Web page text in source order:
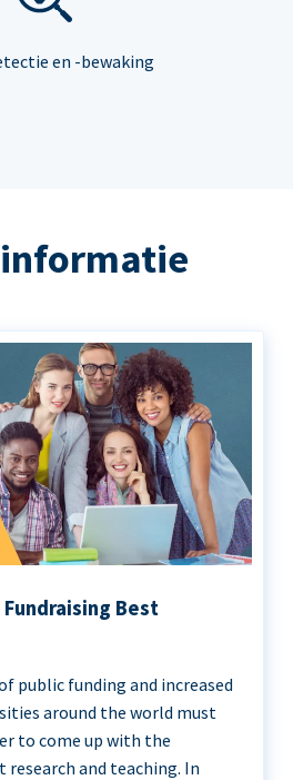
en -bewaking
Best
public funding and increased
around the world must
to come up with the
research and teaching. In